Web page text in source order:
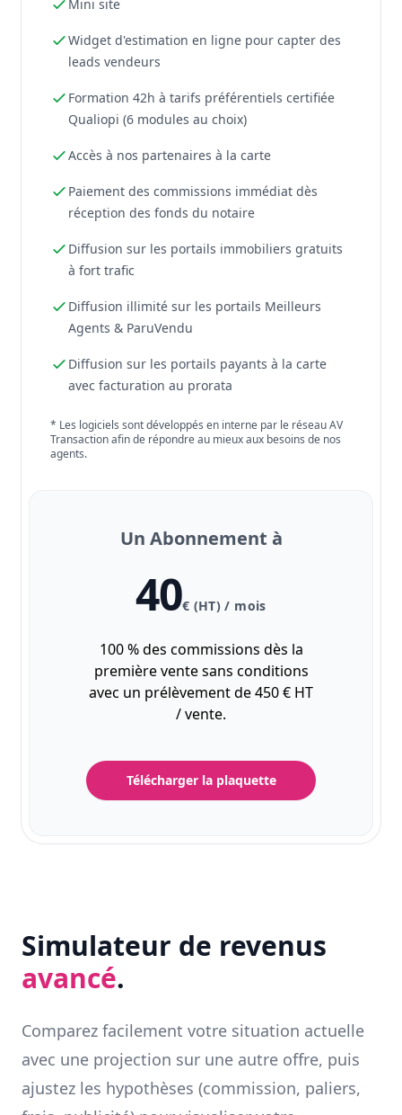
Mini site
Widget d'estimation en ligne pour capter des
leads vendeurs
Formation 42h à tarifs préférentiels certifiée
Qualiopi (6 modules au choix)
Accès à nos partenaires à la carte
Paiement des commissions immédiat dès
réception des fonds du notaire
Diffusion sur les portails immobiliers gratuits
à fort trafic
Diffusion illimité sur les portails Meilleurs
Agents & ParuVendu
Diffusion sur les portails payants à la carte
avec facturation au prorata
* Les logiciels sont développés en interne par le réseau AV
Transaction afin de répondre au mieux aux besoins de nos
agents.
Un Abonnement à
40€ (HT) / mois
100 % des commissions dès la
première vente sans conditions
avec un prélèvement de 450 € HT
/ vente.
Télécharger la plaquette
Simulateur de revenus
avancé.
Comparez facilement votre situation actuelle
avec une projection sur une autre offre, puis
ajustez les hypothèses (commission, paliers,